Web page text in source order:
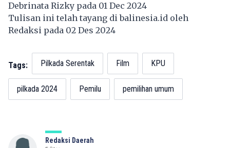
Debrinata Rizky pada 01 Dec 2024
Tulisan ini telah tayang dibalinesia.id oleh
Redaksi pada 02 Des 2024
Tags: Pilkada Serentak Film KPU
pilkada 2024 Pemilu pemilihan umum
Redaksi Daerah